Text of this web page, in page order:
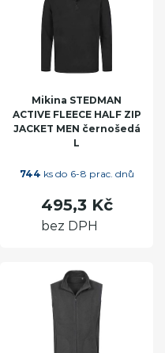
Mikina STEDMAN
ACTIVE FLEECE HALF ZIP
JACKET MEN černošedá
L
744 ks do 6-8 prac. dnů
495,3 Kč
bez DPH